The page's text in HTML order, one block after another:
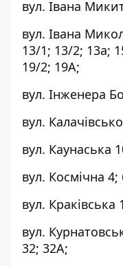
вул. Івана
вул. Івана
13/1; 13/2; 13а;
19/2; 19А;
вул. Інженера
вул.
вул. Каунаська
вул. Космічна 4;
вул. Краківська
вул.
32; 32А;